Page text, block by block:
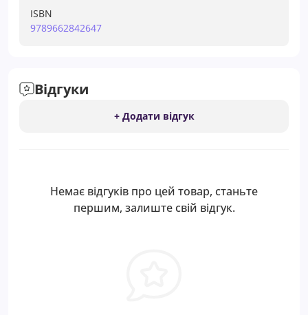
ISBN
9789662842647
Відгуки
+ Додати відгук
Немає відгуків про цей товар, станьте
першим, залиште свій відгук.